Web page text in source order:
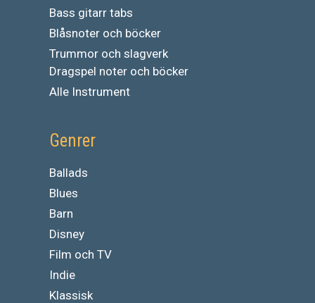
Bass gitarr tabs
Blåsnoter och böcker
Trummor och slagverk
Dragspel noter och böcker
Alle Instrument
Genrer
Ballads
Blues
Barn
Disney
Film och TV
Indie
Klassisk